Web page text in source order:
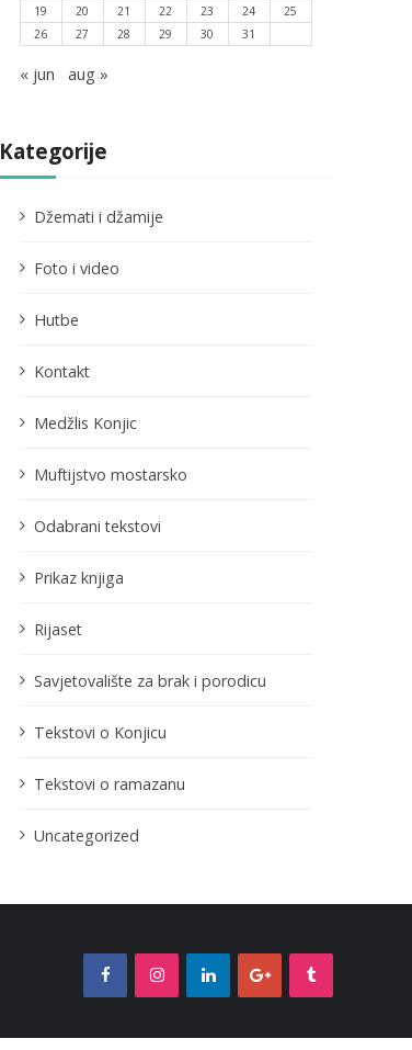
19
20 21 22 23 24
25
26
27 28 29 30 31
« jun aug »
Kategorije
Džemati i džamije
Foto i video
Hutbe
Kontakt
Medžlis Konjic
Muftijstvo mostarsko
Odabrani tekstovi
Prikaz knjiga
Rijaset
Savjetovalište za brak i porodicu
Tekstovi o Konjicu
Tekstovi o ramazanu
Uncategorized